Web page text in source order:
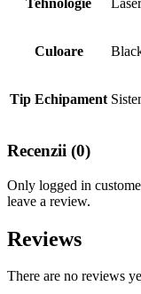
Tehnologie Laser
Culoare
Tip Echipament
Recenzii (0)
Only logged in
leave a review.
Reviews
There are no reviews